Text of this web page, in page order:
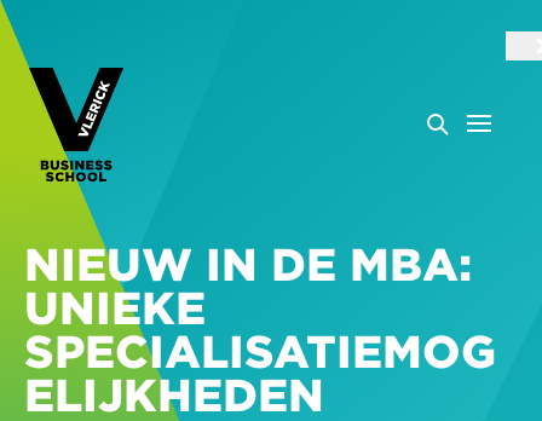
NIEUW IN DE MBA:
UNIEKE
SPECIALISATIEMOG
ELIJKHEDEN